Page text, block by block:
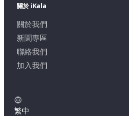
關於 iKala
關於我們
新聞專區
聯絡我們
加入我們
繁中